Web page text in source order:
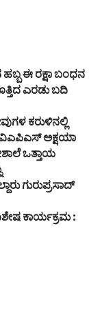
ಈ ರಕ್ಷಾ ಬಂಧನ
ಎರಡು ಬದಿ
ಕರುಳಿನಲ್ಲಿ
ವಿಎಪಿಎಸ್ ಅಕ್ಷಯಾ
ಒತ್ತಾಯ
ಗುರುಪ್ರಸಾದ್
ಕಾರ್ಯಕ್ರಮ :